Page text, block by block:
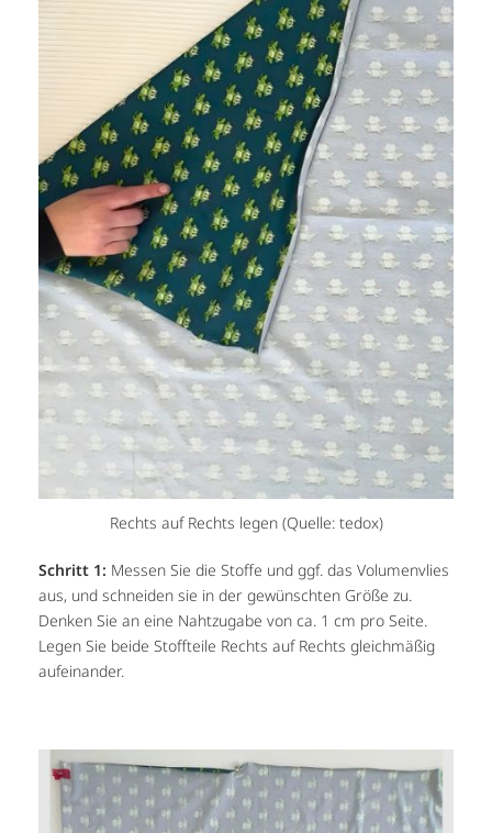
Rechts auf Rechts legen (Quelle: tedox)
Schritt 1: Messen Sie die Stoffe und ggf. das Volumenvlies
aus, und schneiden sie in der gewünschten Größe zu.
Denken Sie an eine Nahtzugabe von ca. 1 cm pro Seite.
Legen Sie beide Stoffteile Rechts auf Rechts gleichmäßig
aufeinander.